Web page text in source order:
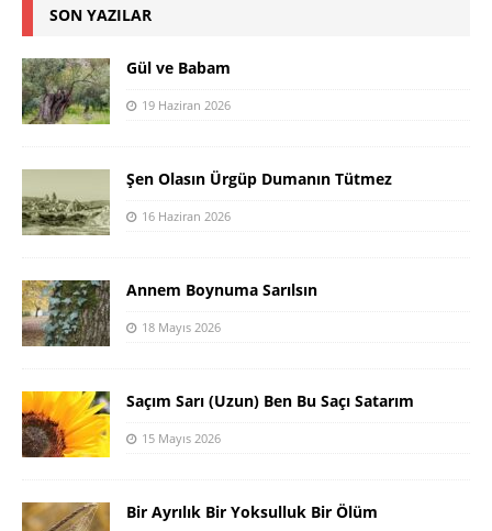
SON YAZILAR
Gül ve Babam
19 Haziran 2026
Şen Olasın Ürgüp Dumanın Tütmez
16 Haziran 2026
Annem Boynuma Sarılsın
18 Mayıs 2026
Saçım Sarı (Uzun) Ben Bu Saçı Satarım
15 Mayıs 2026
Bir Ayrılık Bir Yoksulluk Bir Ölüm